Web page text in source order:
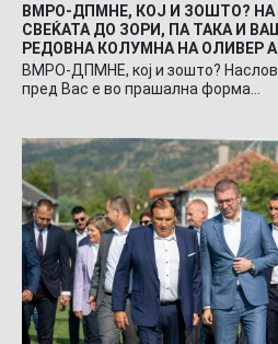
ВМРО-ДПМНЕ, КОЈ И ЗОШТО? НА
СВЕЌАТА ДО ЗОРИ, ПА ТАКА И
РЕДОВНА КОЛУМНА НА ОЛИВЕР
ВМРО-ДПМНЕ, кој и зошто?
пред Вас е во прашална форма…